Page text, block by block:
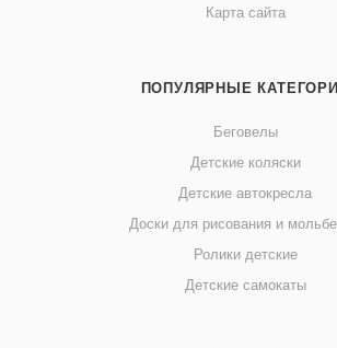
Карта сайта
ПОПУЛЯРНЫЕ
Беговелы
Детские коляски
Детские автокресла
Доски для рисования и
Ролики детские
Детские самокаты